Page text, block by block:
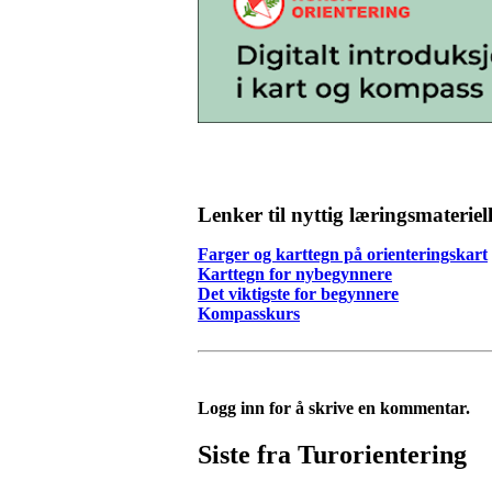
Lenker til nyttig læringsmateriell
Farger og karttegn på orienteringskart
Karttegn for nybegynnere
Det viktigste for begynnere
Kompasskurs
Logg inn for å skrive en kommentar.
Siste fra Turorientering